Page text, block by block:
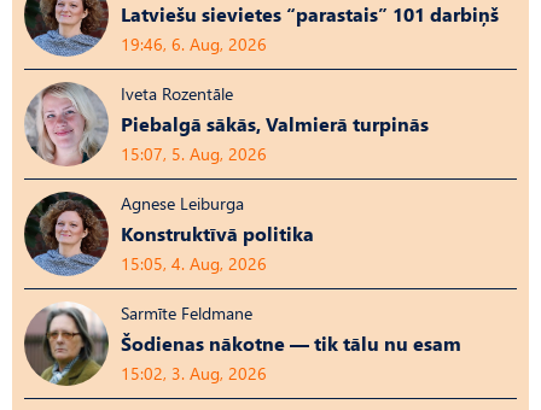
Latviešu sievietes “parastais” 101 darbiņš
19:46, 6. Aug, 2026
Iveta Rozentāle
Piebalgā sākās, Valmierā turpinās
15:07, 5. Aug, 2026
Agnese Leiburga
Konstruktīvā politika
15:05, 4. Aug, 2026
Sarmīte Feldmane
Šodienas nākotne — tik tālu nu esam
15:02, 3. Aug, 2026